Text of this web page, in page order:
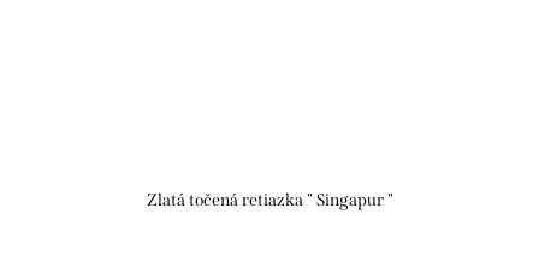
Zlatá točená retiazka " Singapur "